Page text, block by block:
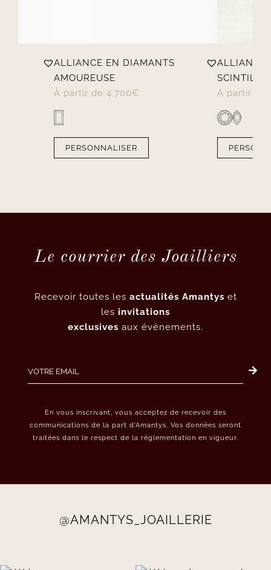
ALLIANCE EN DIAMANTS
AMOUREUSE
À partir de 4,700 €
ALLIANCE
À partir de
Le courrier des Joailliers
Recevoir toutes les actualités Amantys et
les invitations
exclusives aux évènements.
@AMANTYS_JOAILLERIE